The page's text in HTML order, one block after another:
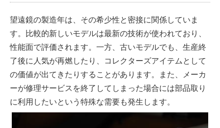
望遠鏡の製造年は、その希少性と密接に関係していま
す。比較的新しいモデルは最新の技術が使われており、
性能面で評価されます。一方、古いモデルでも、生産終
了後に人気が再燃したり、コレクターズアイテムとして
の価値が出てきたりすることがあります。また、メーカ
ーが修理サービスを終了してしまった場合には部品取り
に利用したいという特殊な需要も発生します。